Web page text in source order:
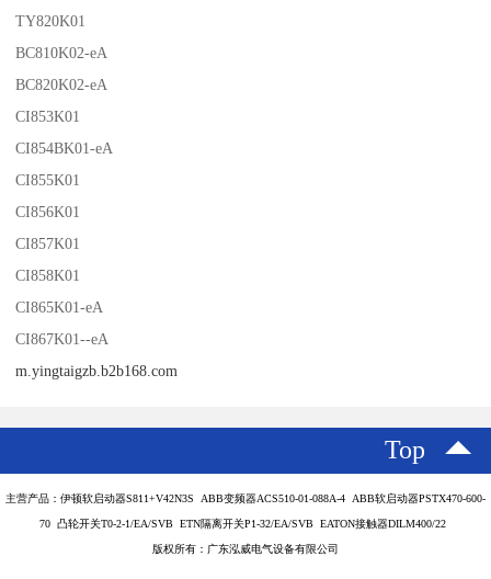
TY820K01
BC810K02-eA
BC820K02-eA
CI853K01
CI854BK01-eA
CI855K01
CI856K01
CI857K01
CI858K01
CI865K01-eA
CI867K01--eA
m.yingtaigzb.b2b168.com
Top
主营产品：伊顿软启动器S811+V42N3S ABB变频器ACS510-01-088A-4 ABB软启动器PSTX470-600-
70 凸轮开关T0-2-1/EA/SVB ETN隔离开关P1-32/EA/SVB EATON接触器DILM400/22
版权所有：广东泓威电气设备有限公司